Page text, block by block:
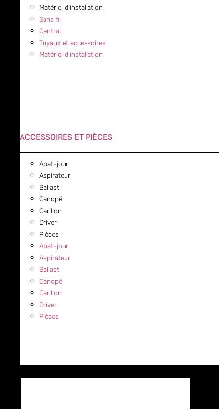
Matériel d’installation
Sans fil
Central
Tuyaux et accessoires
Matériel d’installation
ACCESSOIRES ET PIÈCES
Abat-jour
Aspirateur
Ballast
Canopé
Carillon
Driver
Pièces
Abat-jour
Aspirateur
Ballast
Canopé
Carillon
Driver
Pièces